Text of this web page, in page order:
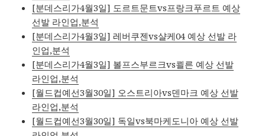
[분데스리가4월3일] 도르트문트vs프랑크푸르트 예상
선발 라인업,분석
[분데스리가4월3일] 레버쿠젠vs샬케04 예상 선발 라
인업,분석
[분데스리가4월3일] 볼프스부르크vs쾰른 예상 선발
라인업,분석
[월드컵예선3월30일] 오스트리아vs덴마크 예상 선발
라인업,분석
[월드컵예선3월30일] 독일vs북마케도니아 예상 선발